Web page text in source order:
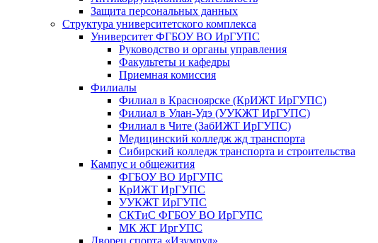
Защита персональных данных
Структура университетского комплекса
Университет ФГБОУ ВО ИрГУПС
Руководство и органы управления
Факультеты и кафедры
Приемная комиссия
Филиалы
Филиал в Красноярске (КрИЖТ ИрГУПС)
Филиал в Улан-Удэ (УУКЖТ ИрГУПС)
Филиал в Чите (ЗабИЖТ ИрГУПС)
Медицинский колледж жд транспорта
Сибирский колледж транспорта и строительства
Кампус и общежития
ФГБОУ ВО ИрГУПС
КрИЖТ ИрГУПС
УУКЖТ ИрГУПС
СКТиС ФГБОУ ВО ИрГУПС
МК ЖТ ИргУПС
Дворец спорта «Изумруд»